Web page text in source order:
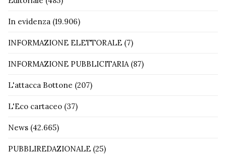
In evidenza (19.906)
INFORMAZIONE ELETTORALE (7)
INFORMAZIONE PUBBLICITARIA(87)
L'attacca Bottone (207)
L'Eco cartaceo (37)
News (42.665)
PUBBLIREDAZIONALE (25)